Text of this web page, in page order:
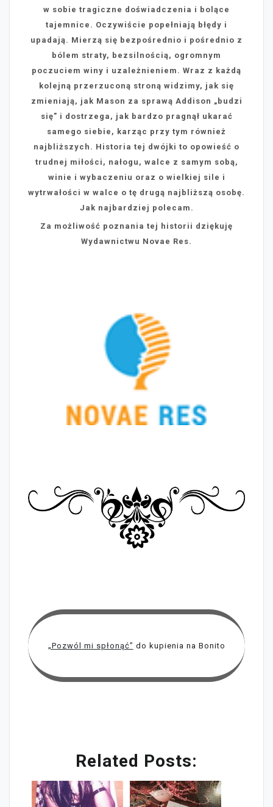
w sobie tragiczne doświadczenia i bolące
tajemnice. Oczywiście popełniają błędy i
upadają. Mierzą się bezpośrednio i pośrednio z
bólem straty, bezsilnością, ogromnym
poczuciem winy i uzależnieniem. Wraz z każdą
kolejną przerzuconą stroną widzimy, jak się
zmieniają, jak Mason za sprawą Addison „budzi
się” i dostrzega, jak bardzo pragnął ukarać
samego siebie, karząc przy tym również
najbliższych. Historia tej dwójki to opowieść o
trudnej miłości, nałogu, walce z samym sobą,
winie i wybaczeniu oraz o wielkiej sile i
wytrwałości w walce o tę drugą najbliższą osobę.
Jak najbardziej polecam.
Za możliwość poznania tej historii dziękuję
Wydawnictwu Novae Res.
„Pozwól mi spłonąć” do kupienia na Bonito
Related Posts: